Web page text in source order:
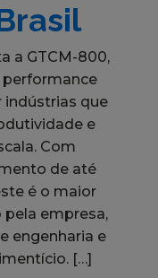
a GTCM-800,
indústrias que
e
Com
de até
é o maior
empresa,
engenharia e
[…]